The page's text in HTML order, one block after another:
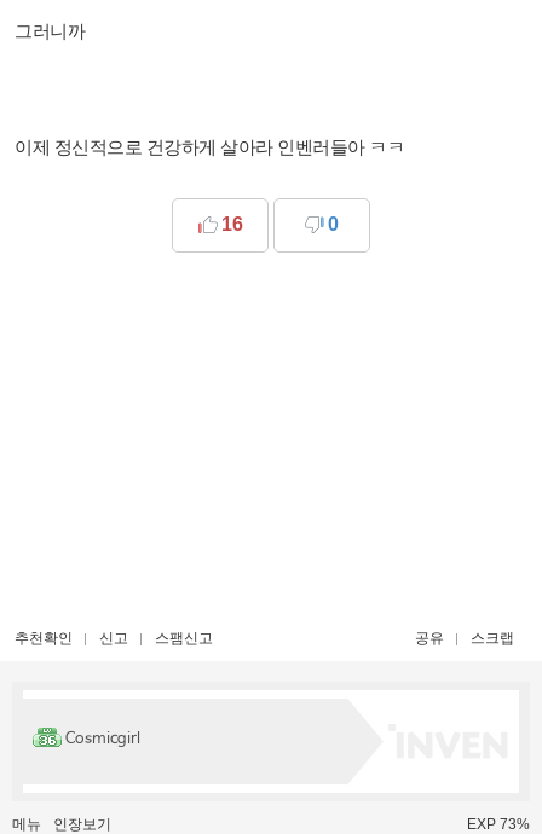
그러니까
이제 정신적으로 건강하게 살아라 인벤러들아 ㅋㅋ
16 0
추천확인 신고 스팸신고 공유 스크랩
Cosmicgirl
메뉴 인장보기 EXP 73%